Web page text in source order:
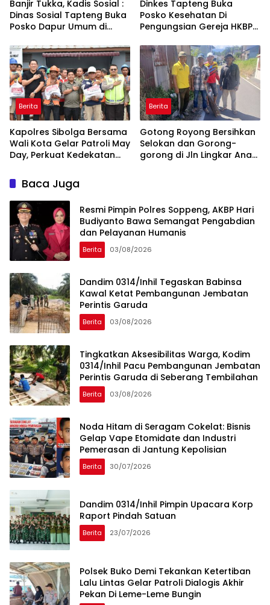
Banjir Tukka, Kadis Sosial :
Dinas Sosial Tapteng Buka
Posko Dapur Umum di
Dinkes Tapteng Buka
Posko Kesehatan Di
Pengungsian Gereja HKBP
Dan Logistik
Berita
Kapolres Sibolga Bersama
Wali Kota Gelar Patroli May
Day, Perkuat Kedekatan
Salurkan 190 Paket
Sembako
Berita
Gotong Royong Bersihkan
Selokan dan Gorong-
gorong di Jln Lingkar Anak
Baca Juga
Resmi Pimpin Polres Soppeng, AKBP Hari
Budiyanto Bawa Semangat Pengabdian
dan Pelayanan Humanis
Berita 03/08/2026
Dandim 0314/Inhil Tegaskan Babinsa
Kawal Ketat Pembangunan Jembatan
Perintis Garuda
Berita 03/08/2026
Tingkatkan Aksesibilitas Warga, Kodim
0314/Inhil Pacu Pembangunan Jembatan
Perintis Garuda di Seberang Tembilahan
Berita 03/08/2026
Noda Hitam di Seragam Cokelat: Bisnis
Gelap Vape Etomidate dan Industri
Pemerasan di Jantung Kepolisian
Berita 30/07/2026
Dandim 0314/Inhil Pimpin Upacara Korp
Raport Pindah Satuan
Berita 23/07/2026
Polsek Buko Demi Tekankan Ketertiban
Lalu Lintas Gelar Patroli Dialogis Akhir
Pekan Di Leme-Leme Bungin